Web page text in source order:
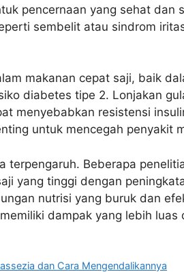
pencernaan yang sehat dan
sembelit atau sindrom
makanan cepat saji, baik
diabetes tipe 2. Lonjakan
menyebabkan resistensi
untuk mencegah penyakit
terpengaruh. Beberapa
yang tinggi dengan
nutrisi yang buruk dan
dampak yang lebih luas
dan Cara Mengendalikannya